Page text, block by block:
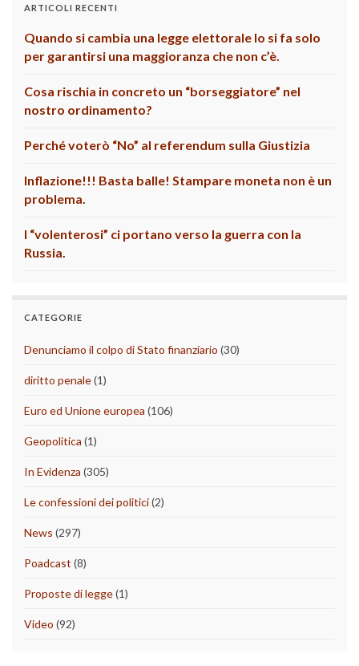
ARTICOLI RECENTI
Quando si cambia una legge elettorale lo si fa solo
per garantirsi una maggioranza che non c’è.
Cosa rischia in concreto un “borseggiatore” nel
nostro ordinamento?
Perché voterò “No” al referendum sulla Giustizia
Inflazione!!! Basta balle! Stampare moneta non è un
problema.
I “volenterosi” ci portano verso la guerra con la
Russia.
CATEGORIE
Denunciamo il colpo di Stato finanziario (30)
diritto penale(1)
Euro ed Unione europea (106)
Geopolitica (1)
In Evidenza (305)
Le confessioni dei politici(2)
News (297)
Poadcast (8)
Proposte di legge(1)
Video (92)